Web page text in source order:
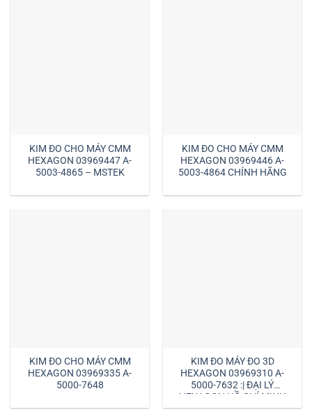
KIM ĐO CHO MÁY CMM
HEXAGON 03969447 A-
5003-4865 – MSTEK
KIM ĐO CHO MÁY CMM
HEXAGON 03969446 A-
5003-4864 CHÍNH HÃNG
KIM ĐO CHO MÁY CMM
HEXAGON 03969335 A-
5000-7648
KIM ĐO MÁY ĐO 3D
HEXAGON 03969310 A-
5000-7632 :| ĐẠI LÝ
HEXAGON HỒ CHÍ MINH